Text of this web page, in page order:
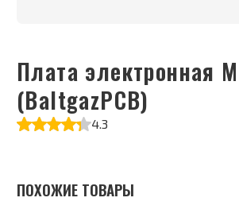
Плата электронная MIAD 500
(BaltgazPCB)
4.3
ПОХОЖИЕ ТОВАРЫ